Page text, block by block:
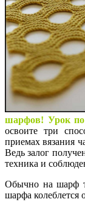
шарфов! Урок
освоите три
приемах вязания
Ведь залог
техника и
Обычно на шарф
шарфа колеблется